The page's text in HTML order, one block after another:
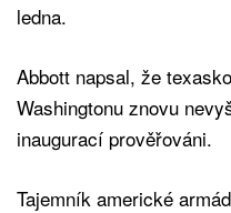
ledna.
Abbott napsal, že
Washingtonu znovu
inaugurací prověřováni.
Tajemník americké